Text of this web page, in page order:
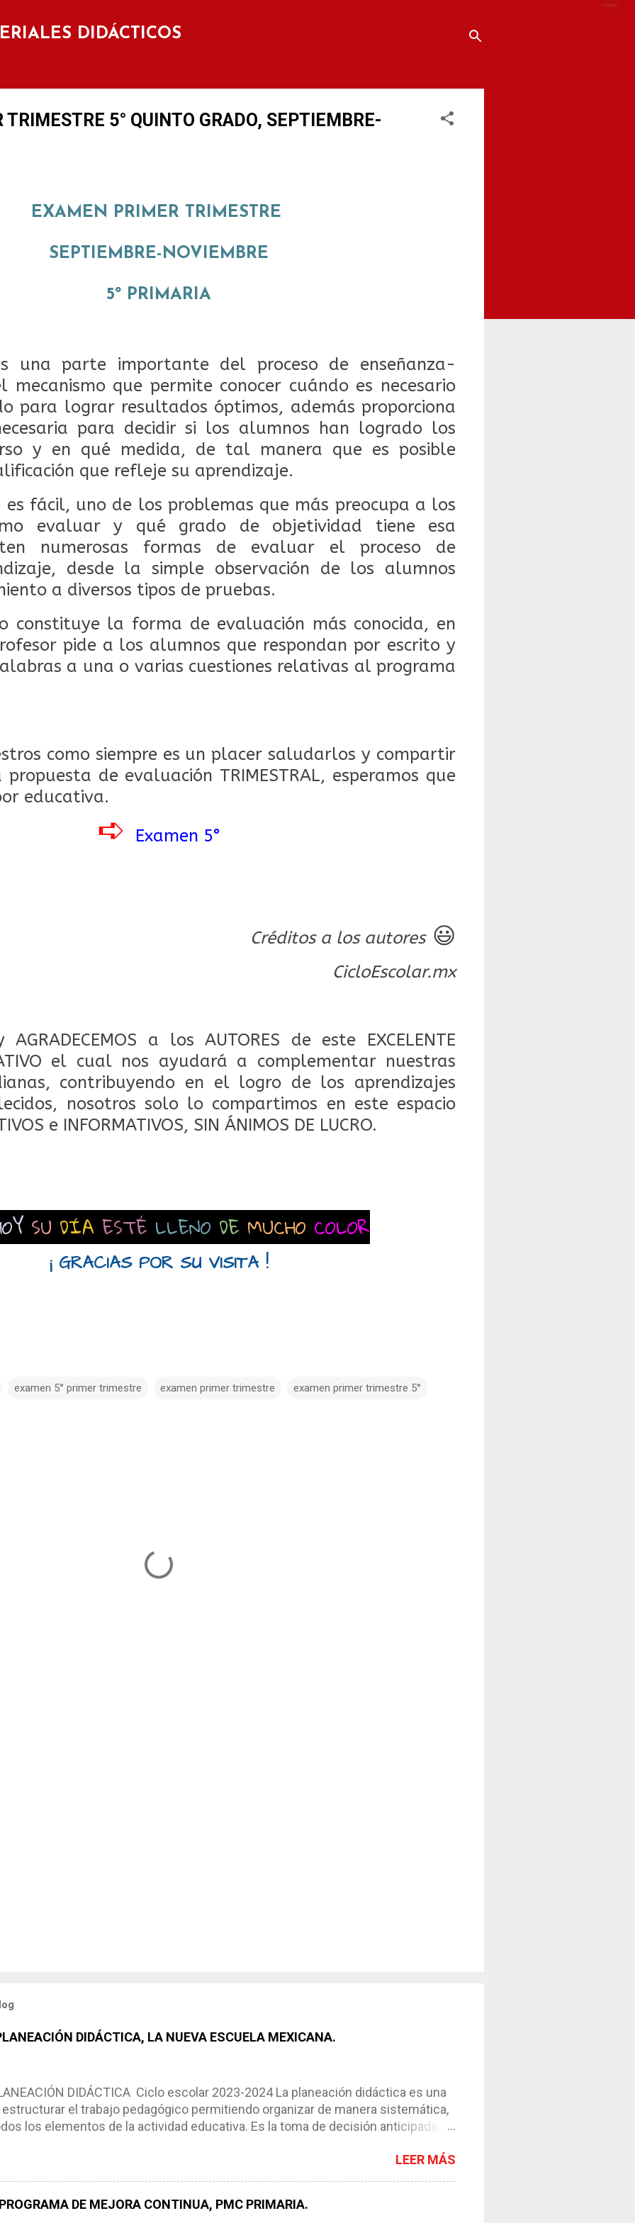
DIDÁCTICOS
5° QUINTO GRADO, SEPTIEMBRE-
EXAMEN PRIMER TRIMESTRE
SEPTIEMBRE-NOVIEMBRE
5º PRIMARIA
una parte importante del proceso de enseñanza-
mecanismo que permite conocer cuándo es necesario
para lograr resultados óptimos, además proporciona
para decidir si los alumnos han logrado los
y en qué medida, de tal manera que es posible
que refleje su aprendizaje.
es fácil, uno de los problemas que más preocupa a los
evaluar y qué grado de objetividad tiene esa
numerosas formas de evaluar el proceso de
desde la simple observación de los alumnos
a diversos tipos de pruebas.
constituye la forma de evaluación más conocida, en
pide a los alumnos que respondan por escrito y
a una o varias cuestiones relativas al programa
como siempre es un placer saludarlos y compartir
de evaluación TRIMESTRAL, esperamos que
educativa.
➪ Examen 5°
Créditos a los autores😃
CicloEscolar.mx
AGRADECEMOS a los AUTORES de este EXCELENTE
el cual nos ayudará a complementar nuestras
contribuyendo en el logro de los aprendizajes
nosotros solo lo compartimos en este espacio
e INFORMATIVOS, SIN ÁNIMOS DE LUCRO.
SU DÍA ESTÉ LLENO DE MUCHO COLOR
¡ GRACIAS POR SU VISITA !
examen 5° primer trimestre examen primer trimestre examen primer trimestre 5°
DIDÁCTICA, LA NUEVA ESCUELA MEXICANA.
DIDÁCTICA Ciclo escolar 2023-2024 La planeación didáctica es una
el trabajo pedagógico permitiendo organizar de manera sistemática,
los elementos de la actividad educativa. Es la toma de decisión anticipada
didáctica tiene las siguientes características: * Es el instrumento necesario
es decir permite realizar ajustes para mejorar los procesos. *Requiere de la
LEER MÁS
DE MEJORA CONTINUA, PMC PRIMARIA.